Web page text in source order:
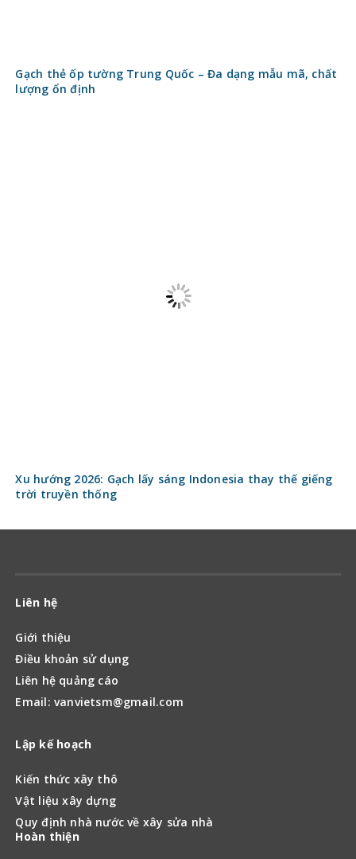
Gạch thẻ ốp tường Trung Quốc – Đa dạng mẫu mã, chất
lượng ổn định
Xu hướng 2026: Gạch lấy sáng Indonesia thay thế giếng
trời truyền thống
Liên hệ
Giới thiệu
Điều khoản sử dụng
Liên hệ quảng cáo
Email: vanvietsm@gmail.com
Lập kế hoạch
Kiến thức xây thô
Vật liệu xây dựng
Quy định nhà nước về xây sửa nhà
Hoàn thiện